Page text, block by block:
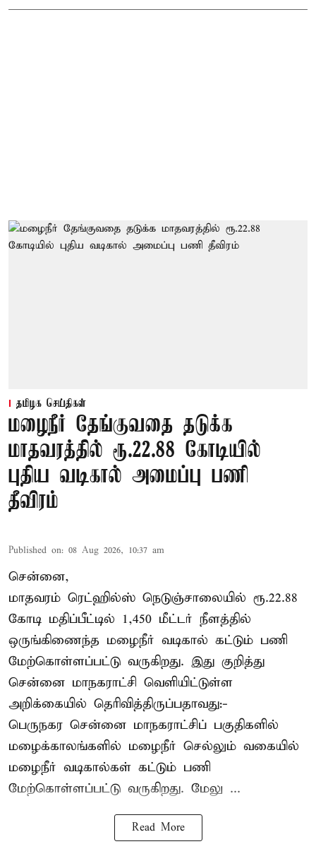
தமிழக செய்திகள்
மழைநீர் தேங்குவதை தடுக்க
மாதவரத்தில் ரூ.22.88 கோடியில்
புதிய வடிகால் அமைப்பு பணி
தீவிரம்
Published on: 08 Aug 2026, 10:37 am
சென்னை,
மாதவரம் ரெட்ஹில்ஸ் நெடுஞ்சாலையில் ரூ.22.88
கோடி மதிப்பீட்டில் 1,450 மீட்டர் நீளத்தில்
ஒருங்கிணைந்த மழைநீர் வடிகால் கட்டும் பணி
மேற்கொள்ளப்பட்டு வருகிறது. இது குறித்து
சென்னை மாநகராட்சி வெளியிட்டுள்ள
அறிக்கையில் தெரிவித்திருப்பதாவது:-
பெருநகர சென்னை மாநகராட்சிப் பகுதிகளில்
மழைக்காலங்களில் மழைநீர் செல்லும் வகையில்
மழைநீர் வடிகால்கள் கட்டும் பணி
மேற்கொள்ளப்பட்டு வருகிறது. மேலு ...
Read More